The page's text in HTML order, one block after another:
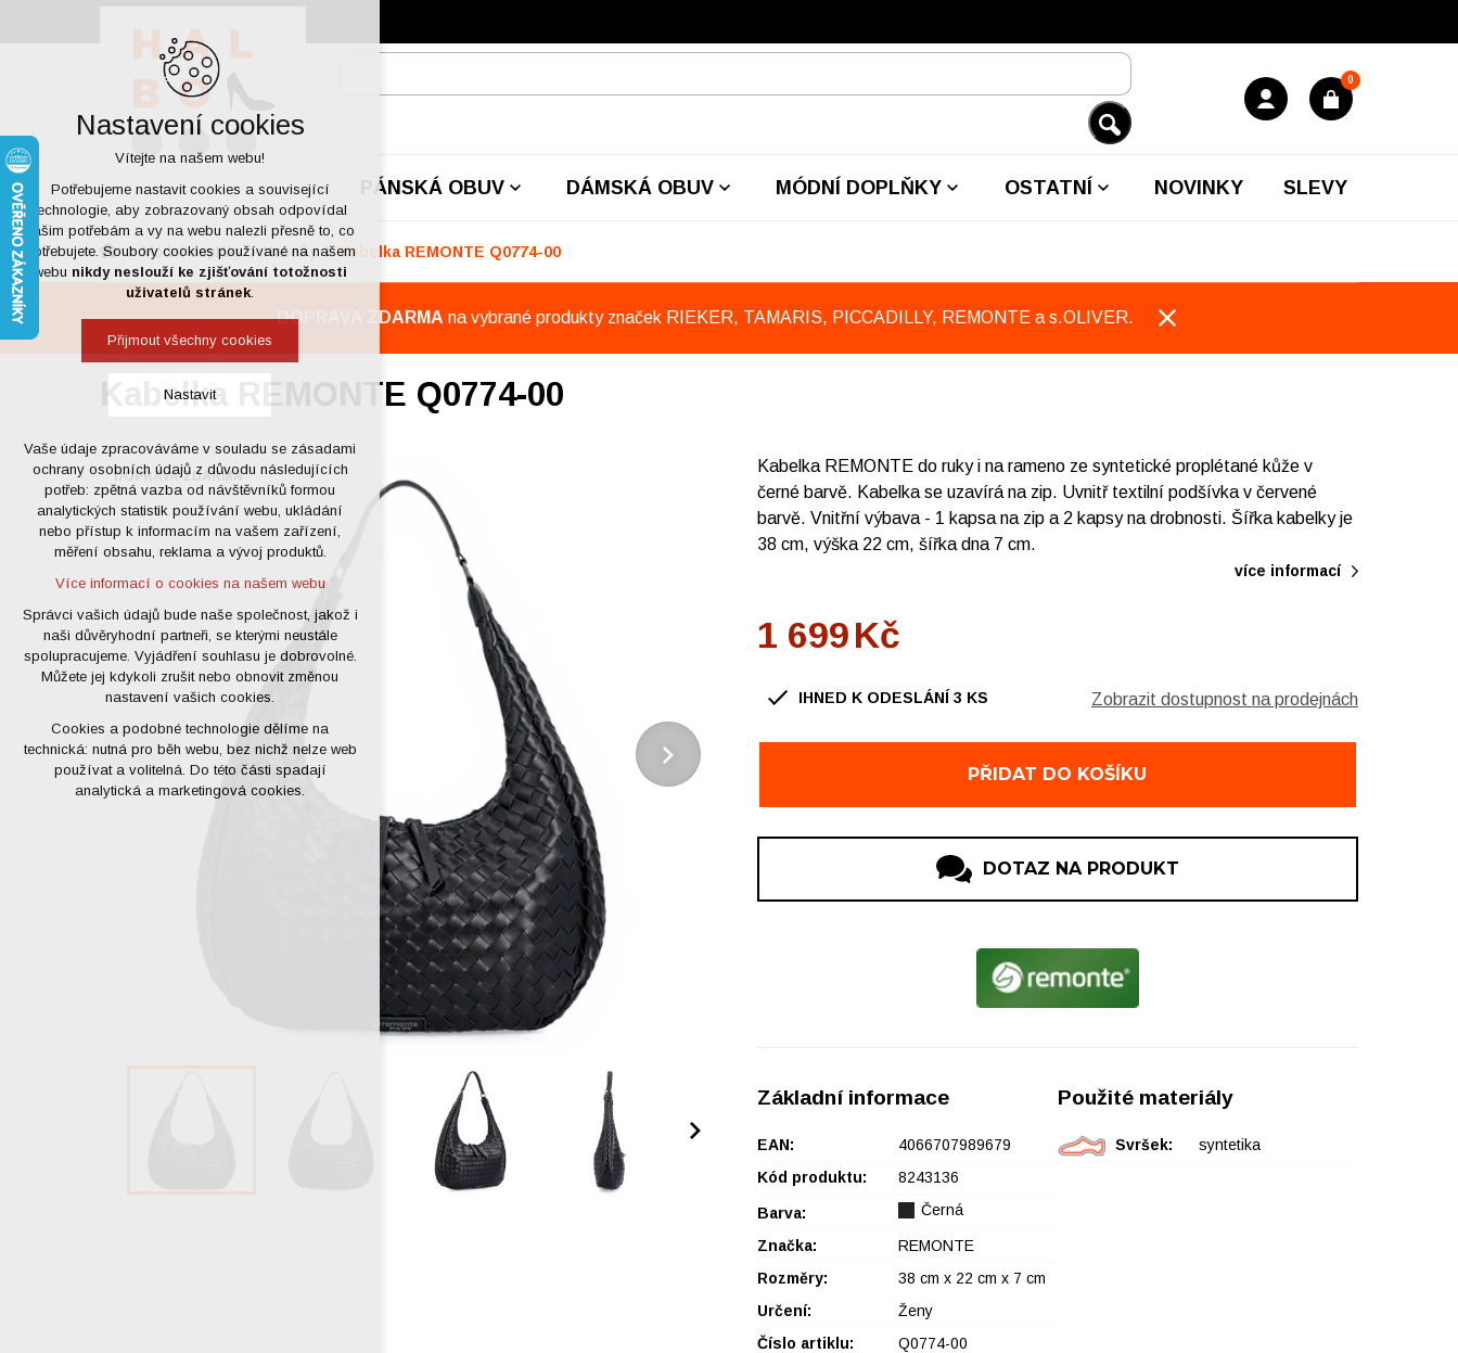
0
PÁNSKÁ OBUV DÁMSKÁ OBUV MÓDNÍ DOPLŇKY OSTATNÍ NOVINKY SLEVY
Módní doplňky Kabelky Kabelka REMONTE Q0774-00
DOPRAVA ZDARMA na vybrané produkty značek RIEKER, TAMARIS, PICCADILLY, REMONTE a s.OLIVER.
Kabelka REMONTE Q0774-00
DOPRAVA ZDARMA
Kabelka REMONTE do ruky i na rameno ze syntetické proplétané kůže v
černé barvě. Kabelka se uzavírá na zip. Uvnitř textilní podšívka v červené
barvě. Vnitřní výbava - 1 kapsa na zip a 2 kapsy na drobnosti. Šířka kabelky je
38 cm, výška 22 cm, šířka dna 7 cm.
více informací
1 699Kč
PŘIDAT DO KOŠÍKU
IHNED K ODESLÁNÍ3 KS Zobrazit dostupnost na prodejnách
OBUV Nové Město na Moravě
DOTAZ NA PRODUKT
Základní informace
EAN:
4066707989679
Kód produktu:
8243136
Barva: Černá
Značka:
REMONTE
Rozměry:
38 cm x 22 cm x 7 cm
Určení:
Ženy
Číslo artiklu:
Q0774-00
Použité materiály
Svršek: syntetika
Nastavení cookies
Vítejte na našem webu!
Potřebujeme nastavit cookies a související
technologie, aby zobrazovaný obsah odpovídal
vašim potřebám a vy na webu nalezli přesně to, co
potřebujete. Soubory cookies používané na našem
webu nikdy neslouží ke zjišťování totožnosti
uživatelů stránek.
Přijmout všechny cookies
Nastavit
Technická cookies
nutná pro provozování webu
udržení kontextu stránek (session):
případná přihlášení, volby jazyka, apod.
Volitelná cookies
analytická pro anonymizované
vyhodnocení návštěvnosti
marketingová cookies (Google)
Více informací o cookies na našem webu
Přijmout všechny cookies
Odmítnout vše
Vaše údaje zpracováváme v souladu se zásadami
ochrany osobních údajů z důvodu následujících
potřeb: zpětná vazba od návštěvníků formou
analytických statistik používání webu, ukládání
nebo přístup k informacím na vašem zařízení,
měření obsahu, reklama a vývoj produktů.
Více informací o cookies na našem webu
Správci vašich údajů bude naše společnost, jakož i
naši důvěryhodní partneři, se kterými neustále
spolupracujeme. Vyjádření souhlasu je dobrovolné.
Můžete jej kdykoli zrušit nebo obnovit změnou
nastavení vašich cookies.
Cookies a podobné technologie dělíme na
technická: nutná pro běh webu, bez nichž nelze web
používat a volitelná. Do této části spadají
analytická a marketingová cookies.